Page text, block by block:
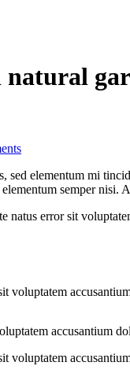
sed elementum mi
semper nisi.
natus error sit
voluptatem
accusantium
voluptatem